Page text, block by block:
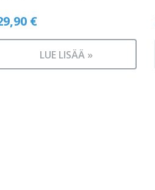
€
LUE LISÄÄ »